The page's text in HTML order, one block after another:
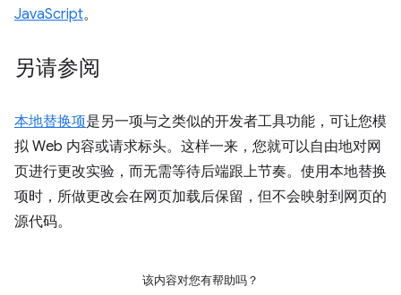
JavaScript。
另请参阅
本地替换项是另一项与之类似的开发者工具功能，可让您模
拟 Web 内容或请求标头。这样一来，您就可以自由地对网
页进行更改实验，而无需等待后端跟上节奏。使用本地替换
项时，所做更改会在网页加载后保留，但不会映射到网页的
源代码。
该内容对您有帮助吗？